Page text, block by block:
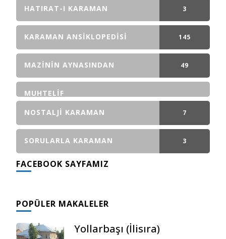
GÖNDERI(LER)
HATIRAT-I KARAMAN 3
GÖNDERI(LER)
KARAMAN ANSIKLOPEDISI 145
GÖNDERI(LER)
MAZININ AYNASINDAN 49
MUHTELIF
NOSTALJI KARAMAN
7
GÖNDERI(LER)
SORULARLA KARAMAN 3
FACEBOOK SAYFAMIZ
POPÜLER MAKALELER
Yollarbaşı (İlisıra)